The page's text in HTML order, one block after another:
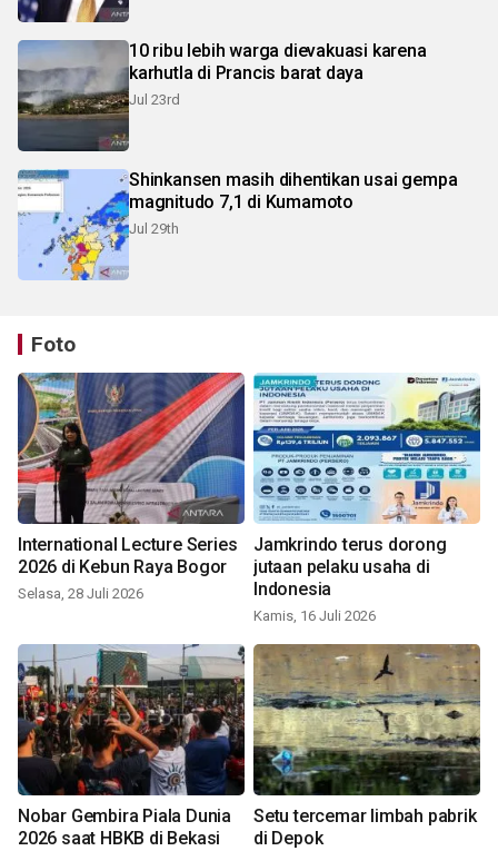
10 ribu lebih warga dievakuasi karena
karhutla di Prancis barat daya
Jul 23rd
Shinkansen masih dihentikan usai gempa
magnitudo 7,1 di Kumamoto
Jul 29th
Foto
International Lecture Series
2026 di Kebun Raya Bogor
Selasa, 28 Juli 2026
Jamkrindo terus dorong
jutaan pelaku usaha di
Indonesia
Kamis, 16 Juli 2026
Nobar Gembira Piala Dunia
2026 saat HBKB di Bekasi
Setu tercemar limbah pabrik
di Depok